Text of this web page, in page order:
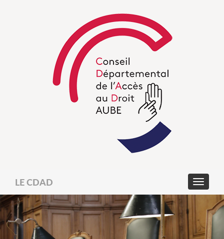
LE CDAD